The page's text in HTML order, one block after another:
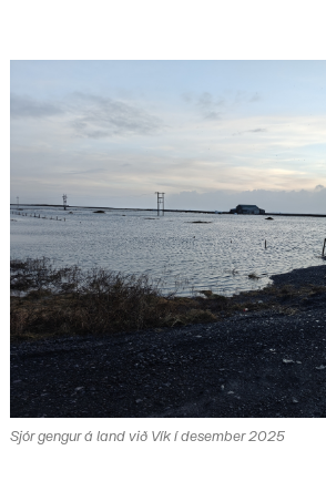
Sjór gengur á land við Vík í desember 2025